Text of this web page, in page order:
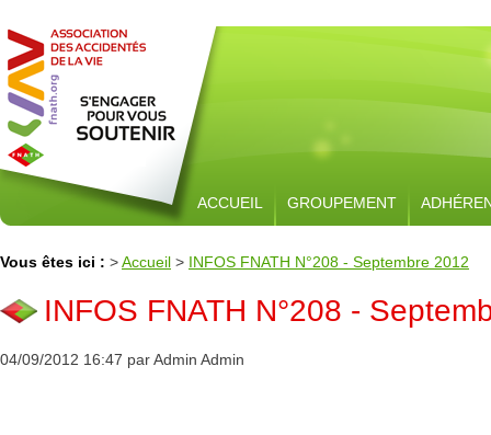
ACCUEIL GROUPEMENT
Vous êtes ici : >Accueil > INFOS FNATH N°208 - Septembre 2012
INFOS FNATH N°208 -
04/09/2012 16:47 par Admin Admin